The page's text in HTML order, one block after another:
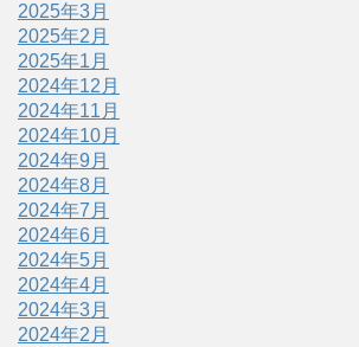
2025年3月
2025年2月
2025年1月
2024年12月
2024年11月
2024年10月
2024年9月
2024年8月
2024年7月
2024年6月
2024年5月
2024年4月
2024年3月
2024年2月